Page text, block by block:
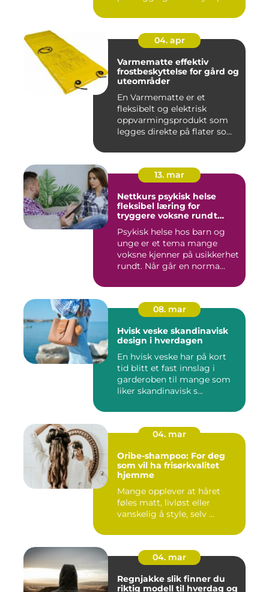
04. apr
Varmematte effektiv
frostbeskyttelse for gård og
uteområder
En Varmematte er et
fleksibelt og elektrisk
oppvarmingsprodukt som
legges direkte på flater som
13. mar
Nettkurs psykisk helse
fleksibel læring for
tryggere voksne rundt
Psykisk helse hos barn og
unge er et tema mange
voksne kjenner på usikkerhet
rundt. Når går en norma...
08. mar
Hvisk veske skandinavisk
design i hverdagen
En hvisk veske har på kort
tid blitt et fast innslag i
garderoben til mange som
liker skandinavisk s...
04. mar
Oribe-shampoo: For deg
som vil ha frisørkvalitet
hjemme
Mange opplever at håret
føles matt, livløst eller
vanskelig å style, selv ...
04. mar
Regnjakke slik finner du
riktig modell til hverdag og